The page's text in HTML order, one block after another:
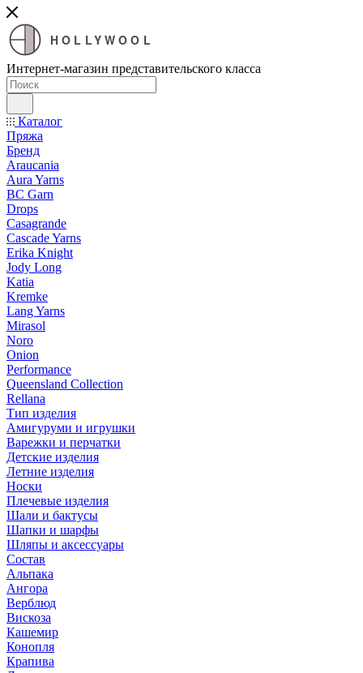
HOLLYWOOL
Интернет-магазин представительского класса
Каталог
Пряжа
Бренд
Araucania
Aura Yarns
BC Garn
Drops
Casagrande
Cascade Yarns
Erika Knight
Jody Long
Katia
Kremke
Lang Yarns
Mirasol
Noro
Onion
Performance
Queensland Collection
Rellana
Тип изделия
Амигуруми и игрушки
Варежки и перчатки
Детские изделия
Летние изделия
Носки
Плечевые изделия
Шали и бактусы
Шапки и шарфы
Шляпы и аксессуары
Состав
Альпака
Ангора
Верблюд
Вискоза
Кашемир
Конопля
Крапива